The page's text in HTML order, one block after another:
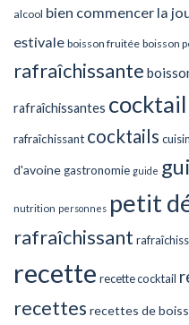
alcool bien commencer la
estivale boisson fruitée boisson
rafraîchissante
rafraîchissantes cocktail
rafraîchissant cocktails
d'avoine gastronomie guide
nutrition personnes petit
rafraîchissant
recette recette cocktail
recettes recettes de